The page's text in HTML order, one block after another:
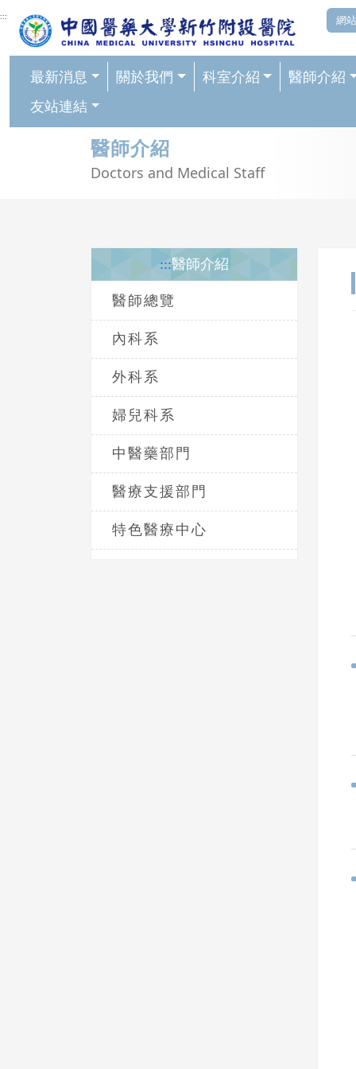
網頁頂端重要消息及連結
::: 網
最新消息 關於我們 科室介紹
醫師介紹
友站連結
醫師介紹
Doctors and Medical Staff
:::醫師介紹
醫師總覽
內科系
外科系
婦兒科系
中醫藥部門
醫療支援部門
特色醫療中心